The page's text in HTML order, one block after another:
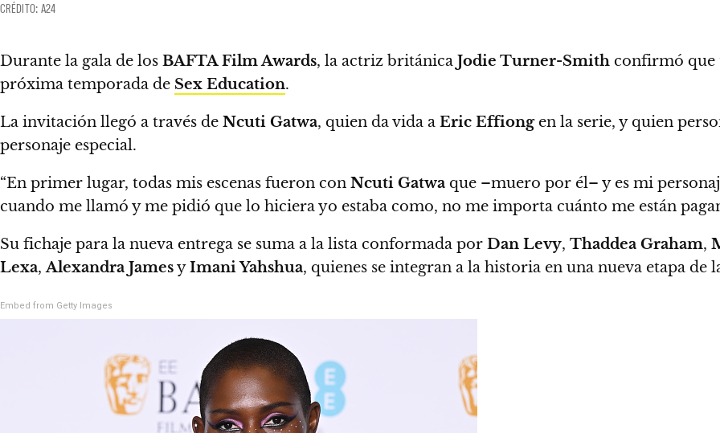
CRÉDITO: A24
Durante la gala de los BAFTA Film Awards, la actriz británica Jodie Turner-Smith confirmó que
próxima temporada de Sex Education.
La invitación llegó a través de Ncuti Gatwa, quien da vida a Eric Effiongen la serie, y quien
personaje especial.
“En primer lugar, todas mis escenas fueron con Ncuti Gatwa que –muero por él– y es mi
cuando me llamó y me pidió que lo hiciera yo estaba como, no me importa cuánto me están
Su fichaje para la nueva entrega se suma a la lista conformada por Dan Levy, Thaddea Graham,
Lexa,Alexandra JamesyImani Yahshua, quienes se integran a la historia en una nueva etapa de
Embed from Getty Images